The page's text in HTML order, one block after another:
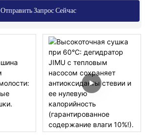
Отправить Запрос Сейчас